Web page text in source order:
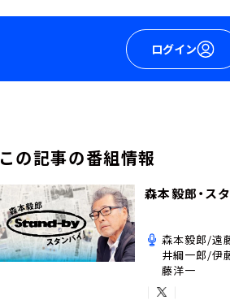
ログイン
この記事の番組情報
森本毅郎・ス
森本毅郎/遠
井綱一郎/伊
藤洋一